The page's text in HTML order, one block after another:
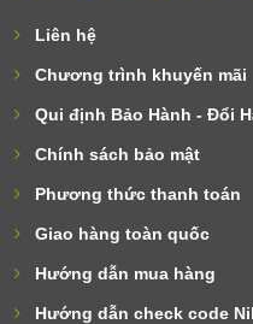
Liên hệ
Chương trình khuyến mãi
Qui định Bảo Hành - Đổi
Chính sách bảo mật
Phương thức thanh toán
Giao hàng toàn quốc
Hướng dẫn mua hàng
Hướng dẫn check code